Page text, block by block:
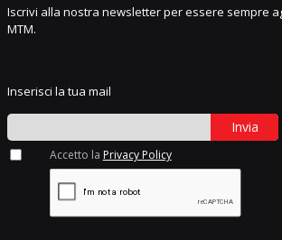
Iscrivi alla nostra newsletter per essere sempre
MTM.
Inserisci la tua mail
Invia
Accetto la Privacy Policy